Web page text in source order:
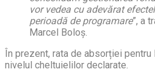
vor vedea cu adevărat
perioadă de programare”, a
Marcel Boloș.
În prezent, rata de absorției
nivelul cheltuielilor declarate.